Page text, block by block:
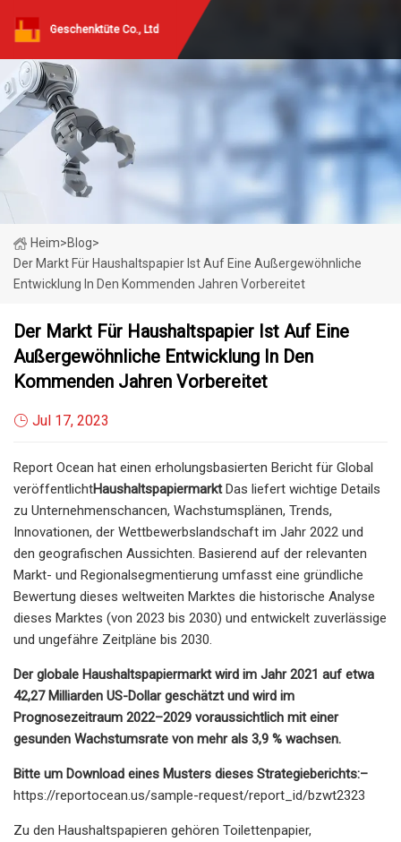
Geschenktüte Co., Ltd
Heim>Blog>
Der Markt Für Haushaltspapier Ist Auf Eine Außergewöhnliche
Entwicklung In Den Kommenden Jahren Vorbereitet
Der Markt Für Haushaltspapier Ist Auf Eine
Außergewöhnliche Entwicklung In Den
Kommenden Jahren Vorbereitet
Jul 17, 2023
Report Ocean hat einen erholungsbasierten Bericht für Global
veröffentlichtHaushaltspapiermarktDas liefert wichtige Details
zu Unternehmenschancen, Wachstumsplänen, Trends,
Innovationen, der Wettbewerbslandschaft im Jahr 2022 und
den geografischen Aussichten. Basierend auf der relevanten
Markt- und Regionalsegmentierung umfasst eine gründliche
Bewertung dieses weltweiten Marktes die historische Analyse
dieses Marktes (von 2023 bis 2030) und entwickelt zuverlässige
und ungefähre Zeitpläne bis 2030.
Der globale Haushaltspapiermarkt wird im Jahr 2021 auf etwa
42,27 Milliarden US-Dollar geschätzt und wird im
Prognosezeitraum 2022–2029 voraussichtlich mit einer
gesunden Wachstumsrate von mehr als 3,9 % wachsen.
Bitte um Download eines Musters dieses Strategieberichts:–
https://reportocean.us/sample-request/report_id/bzwt2323
Zu den Haushaltspapieren gehören Toilettenpapier,